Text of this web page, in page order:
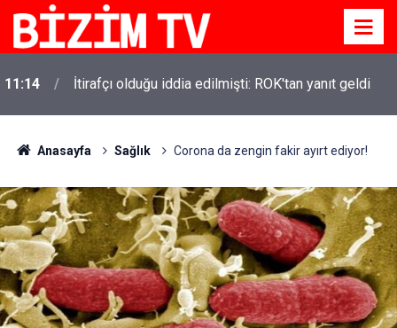
11:14 İtirafçı olduğu iddia edilmişti: ROK'tan yanıt geldi
Anasayfa Sağlık Corona da zengin fakir ayırt ediyor!